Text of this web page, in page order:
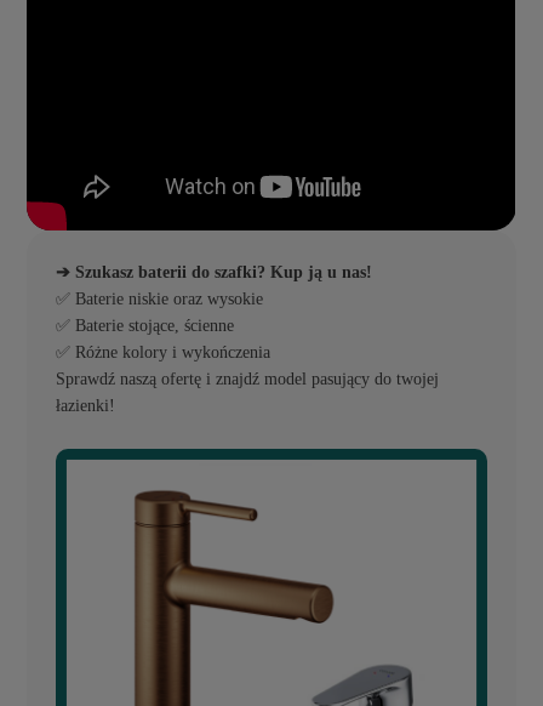
➔ Szukasz baterii do szafki? Kup ją u nas!
✅ Baterie niskie oraz wysokie
✅ Baterie stojące, ścienne
✅ Różne kolory i wykończenia
Sprawdź naszą ofertę i znajdź model pasujący do twojej
łazienki!